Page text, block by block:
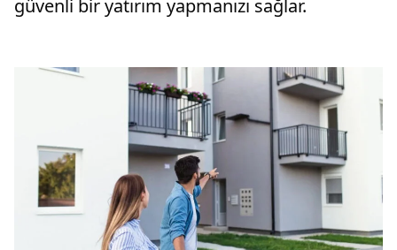
güvenli bir yatırım yapmanızı sağlar.